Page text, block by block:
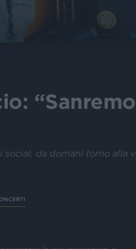
social, da domani torno alla